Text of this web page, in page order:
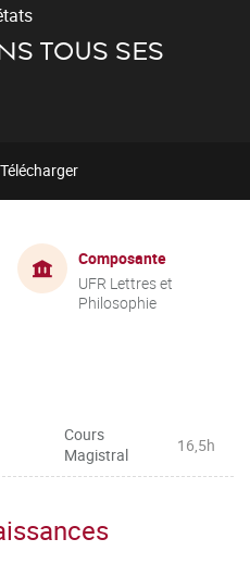
TOUS SES
Télécharger
Composante
UFR Lettres et
Philosophie
Cours
Magistral
16,5h